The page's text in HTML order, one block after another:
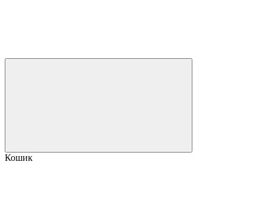
Кошик